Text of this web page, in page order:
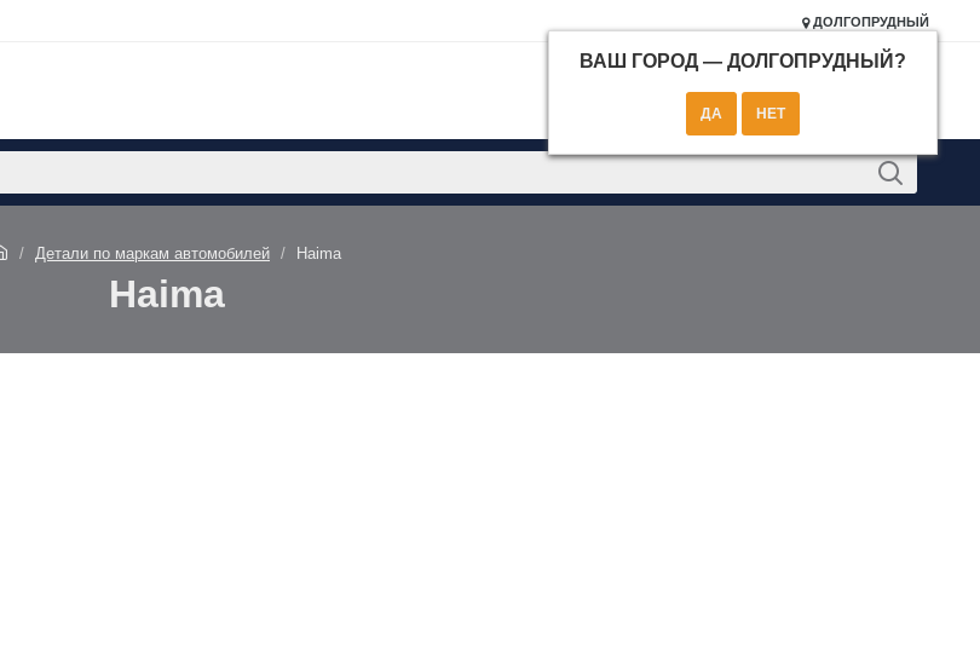
ДОЛГОПРУДНЫЙ
ВАШ ГОРОД — ДОЛГОПРУДНЫЙ ?
Детали по маркам автомобилей Haima
Haima